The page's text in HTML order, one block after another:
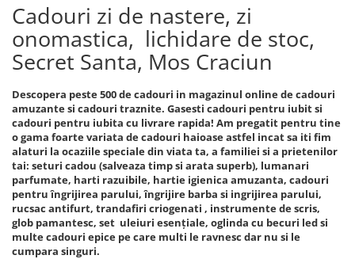
Cadouri zi de nastere, zi
onomastica, lichidare de stoc,
Secret Santa, Mos Craciun
Descopera peste 500 de cadouri in magazinul online de cadouri
amuzante si cadouri traznite. Gasesti cadouri pentru iubit si
cadouri pentru iubita cu livrare rapida! Am pregatit pentru tine
o gama foarte variata de cadouri haioase astfel incat sa iti fim
alaturi la ocaziile speciale din viata ta, a familiei si a prietenilor
tai: seturi cadou (salveaza timp si arata superb), lumanari
parfumate, harti razuibile, hartie igienica amuzanta, cadouri
pentru îngrijirea parului, îngrijire barba si ingrijirea parului,
rucsac antifurt, trandafiri criogenati , instrumente de scris,
glob pamantesc, set uleiuri esențiale, oglinda cu becuri led si
multe cadouri epice pe care multi le ravnesc dar nu si le
cumpara singuri.